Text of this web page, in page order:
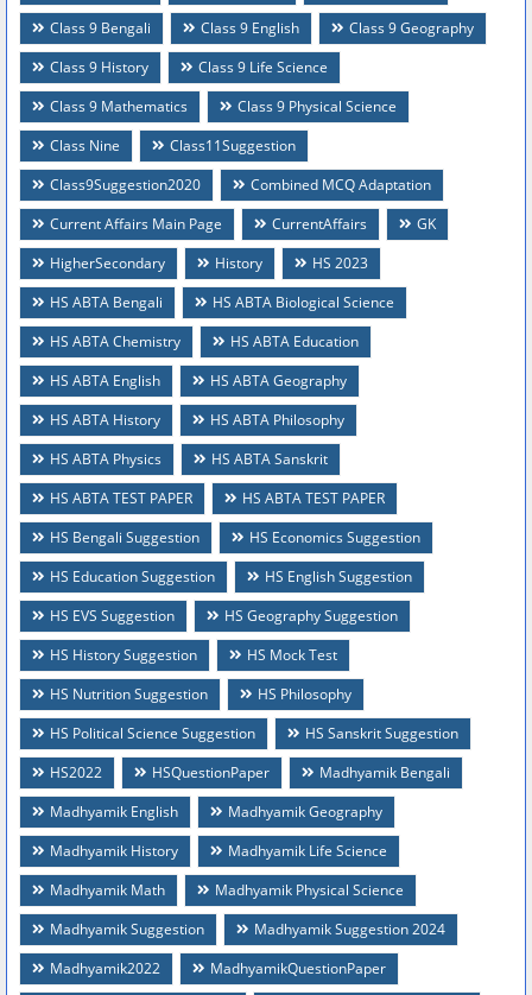
Class 9 Bengali
Class 9 English
Class 9 Geography
Class 9 History
Class 9 Life Science
Class 9 Mathematics
Class 9 Physical Science
Class Nine
Class11Suggestion
Class9Suggestion2020
Combined MCQ Adaptation
Current Affairs Main Page
CurrentAffairs
GK
HigherSecondary
History
HS 2023
HS ABTA Bengali
HS ABTA Biological Science
HS ABTA Chemistry
HS ABTA Education
HS ABTA English
HS ABTA Geography
HS ABTA History
HS ABTA Philosophy
HS ABTA Physics
HS ABTA Sanskrit
HS ABTA TEST PAPER
HS ABTA TEST PAPER
HS Bengali Suggestion
HS Economics Suggestion
HS Education Suggestion
HS English Suggestion
HS EVS Suggestion
HS Geography Suggestion
HS History Suggestion
HS Mock Test
HS Nutrition Suggestion
HS Philosophy
HS Political Science Suggestion
HS Sanskrit Suggestion
HS2022
HSQuestionPaper
Madhyamik Bengali
Madhyamik English
Madhyamik Geography
Madhyamik History
Madhyamik Life Science
Madhyamik Math
Madhyamik Physical Science
Madhyamik Suggestion
Madhyamik Suggestion 2024
Madhyamik2022
MadhyamikQuestionPaper